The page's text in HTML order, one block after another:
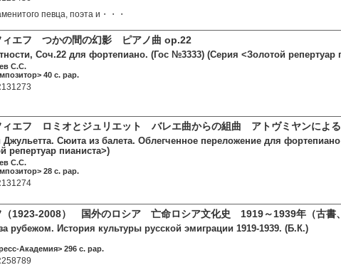
певца, поэта и・・・
ィエフ つかの間の幻影 ピアノ曲 op.22
Соч.22 для фортепиано. (Гос №3333) (Серия <Золотой репертуар
С.С.
40 c. pap.
ィエフ ロミオとジュリエット バレエ曲からの組曲 アトヴミヤンによる
Джульетта. Сюита из балета. Облегченное переложение для
репертуар пианиста>)
С.С.
28 c. pap.
（1923-2008） 国外のロシア 亡命ロシア文化史 1919～1939年（古書
рубежом. История культуры русской эмиграции 1919-1939. (Б.К.)
Академия> 296 c. pap.